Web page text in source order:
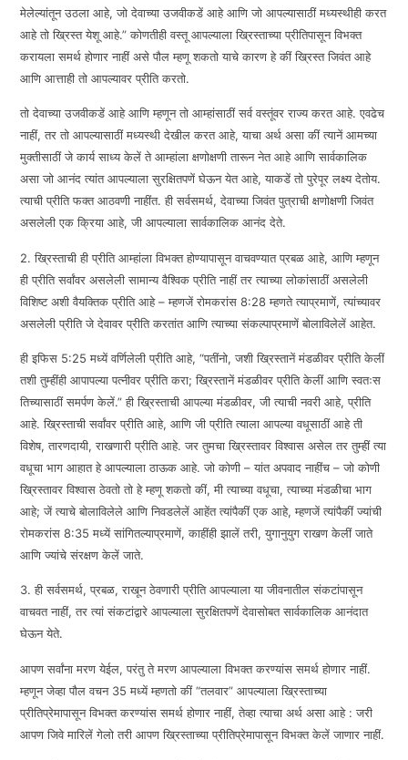
मेलेल्यांतून उठला आहे, जो देवाच्या उजवीकडें आहे आणि जो आपल्यासाठीं मध्यस्थीही करत
आहे तो ख्रिस्त येशू आहे.” कोणतीही वस्तू आपल्याला ख्रिस्ताच्या प्रीतिपासून विभक्त
करायला समर्थ होणार नाहीं असे पौल म्हणू शकतो याचे कारण हे कीं ख्रिस्त जिवंत आहे
आणि आत्ताही तो आपल्यावर प्रीति करतो.
तो देवाच्या उजवीकडें आहे आणि म्हणून तो आम्हांसाठीं सर्व वस्तूंवर राज्य करत आहे. एवढेच
नाहीं, तर तो आपल्यासाठीं मध्यस्थी देखील करत आहे, याचा अर्थ असा कीं त्यानें आमच्या
मुक्तीसाठीं जे कार्य साध्य केलें ते आम्हांला क्षणोक्षणी तारून नेत आहे आणि सार्वकालिक
असा जो आनंद त्यांत आपल्याला सुरक्षितपणें घेऊन येत आहे, याकडें तो पुरेपूर लक्ष्य देतोय.
त्याची प्रीति फक्त आठवणी नाहींत. ही सर्वसमर्थ, देवाच्या जिवंत पुत्राची क्षणोक्षणी जिवंत
असलेली एक क्रिया आहे, जी आपल्याला सार्वकालिक आनंद देते.
2. ख्रिस्ताची ही प्रीति आम्हांला विभक्त होण्यापासून वाचवण्यात प्रबळ आहे, आणि म्हणून
ही प्रीति सर्वांवर असलेली सामान्य वैश्विक प्रीति नाहीं तर त्याच्या लोकांसाठीं असलेली
विशिष्ट अशी वैयक्तिक प्रीति आहे – म्हणजें रोमकरांस 8:28 म्हणते त्याप्रमाणें, त्यांच्यावर
असलेली प्रीति जे देवावर प्रीति करतांत आणि त्याच्या संकल्पाप्रमाणें बोलाविलेलें आहेत.
ही इफिस 5:25 मध्यें वर्णिलेली प्रीति आहे, “पतींनो, जशी ख्रिस्तानें मंडळीवर प्रीति केलीं
तशी तुम्हींही आपापल्या पत्नीवर प्रीति करा; ख्रिस्तानें मंडळीवर प्रीति केलीं आणि स्वतःस
तिच्यासाठीं समर्पण केलें.” ही ख्रिस्ताची आपल्या मंडळीवर, जी त्याची नवरी आहे, प्रीति
आहे. ख्रिस्ताची सर्वांवर प्रीति आहे, आणि जी प्रीति त्याला आपल्या वधूसाठीं आहे ती
विशेष, तारणदायी, राखणारी प्रीति आहे. जर तुमचा ख्रिस्तावर विश्वास असेल तर तुम्हीं त्या
वधूचा भाग आहात हे आपल्याला ठाऊक आहे. जो कोणी – यांत अपवाद नाहींच – जो कोणी
ख्रिस्तावर विश्वास ठेवतो तो हे म्हणू शकतो कीं, मी त्याच्या वधूचा, त्याच्या मंडळीचा भाग
आहे; जें त्याचे बोलाविलेले आणि निवडलेलें आहेंत त्यांपैकीं एक आहे, म्हणजें त्यांपैकीं ज्यांची
रोमकरांस 8:35 मध्यें सांगितल्याप्रमाणें, काहींही झालें तरी, युगानुयुग राखण केलीं जाते
आणि ज्यांचे संरक्षण केलें जाते.
3. ही सर्वसमर्थ, प्रबळ, राखून ठेवणारी प्रीति आपल्याला या जीवनातील संकटांपासून
वाचवत नाहीं, तर त्यां संकटांद्वारे आपल्याला सुरक्षितपणें देवासोबत सार्वकालिक आनंदात
घेऊन येते.
आपण सर्वांना मरण येईल, परंतु ते मरण आपल्याला विभक्त करण्यांस समर्थ होणार नाहीं.
म्हणून जेव्हा पौल वचन 35 मध्यें म्हणतो कीं “तलवार” आपल्याला ख्रिस्ताच्या
प्रीतिप्रेमापासून विभक्त करण्यांस समर्थ होणार नाहीं, तेव्हा त्याचा अर्थ असा आहे : जरी
आपण जिवे मारिलें गेलो तरी आपण ख्रिस्ताच्या प्रीतिप्रेमापासून विभक्त केलें जाणार नाहीं.